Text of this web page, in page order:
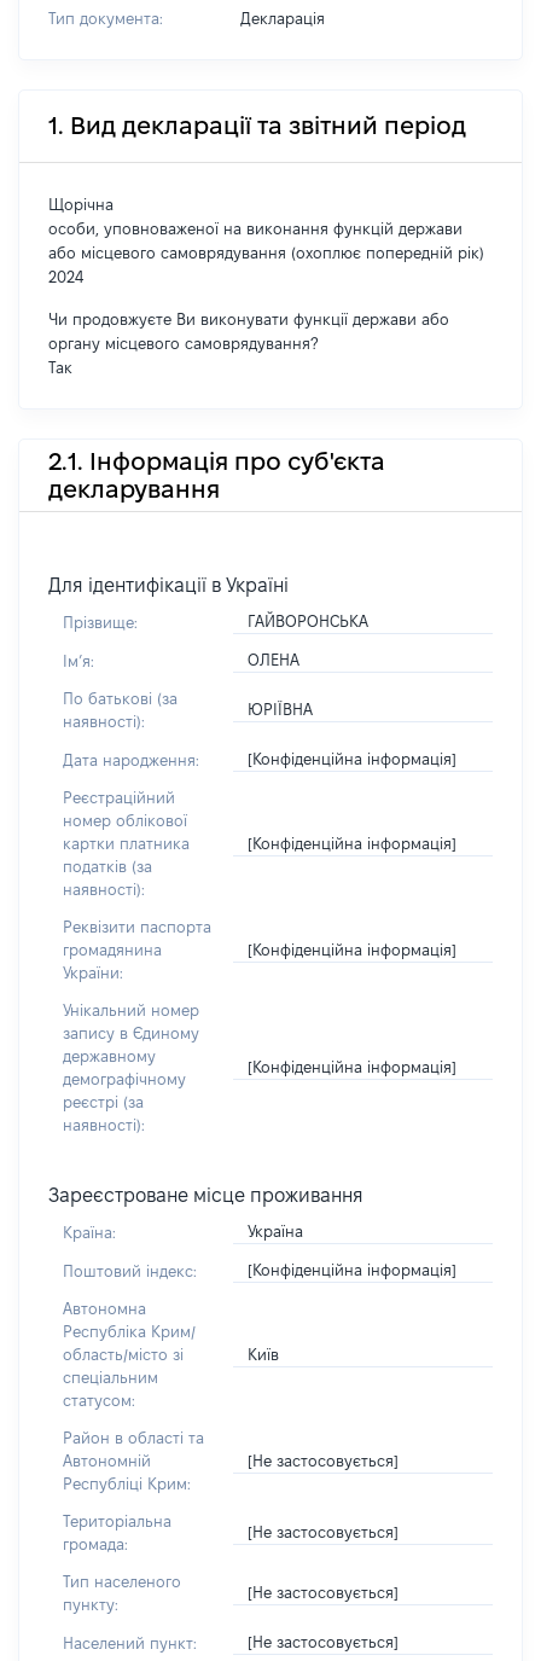
Тип документа: Декларація
1. Вид декларації та звітний період
Щорічна
особи, уповноваженої на виконання функцій держави
або місцевого самоврядування (охоплює попередній рік)
2024
Чи продовжуєте Ви виконувати функції держави або
органу місцевого самоврядування?
Так
2.1. Інформація про суб'єкта
декларування
Для ідентифікації в Україні
Прізвище: ГАЙВОРОНСЬКА
Імʼя: ОЛЕНА
По батькові (за
наявності):
ЮРІЇВНА
Дата народження: [Конфіденційна інформація]
Реєстраційний
номер облікової
картки платника
податків (за
наявності):
[Конфіденційна інформація]
Реквізити паспорта
громадянина
України:
[Конфіденційна інформація]
Унікальний номер
запису в Єдиному
державному
демографічному
реєстрі (за
наявності):
[Конфіденційна інформація]
Зареєстроване місце проживання
Країна: Україна
Поштовий індекс: [Конфіденційна інформація]
Автономна
Республіка Крим/
область/місто зі
спеціальним
статусом:
Київ
Район в області та
Автономній
Республіці Крим:
[Не застосовується]
Територіальна
громада:
[Не застосовується]
Тип населеного
пункту:
[Не застосовується]
Населений пункт: [Не застосовується]